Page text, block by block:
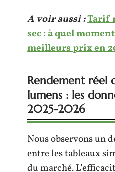
A voir aussi :Tarif
sec : à quel
meilleurs prix en
Rendement réel
lumens : les
2025-2026
Nous observons un
entre les tableaux
du marché.